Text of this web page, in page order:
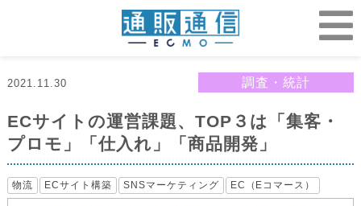
2021.11.30 調査・統計
ECサイトの運営課題、TOP３は「集客・
プロモ」「仕入れ」「商品開発」
物流 ECサイト構築 SNSマーケティング EC（Eコマース）